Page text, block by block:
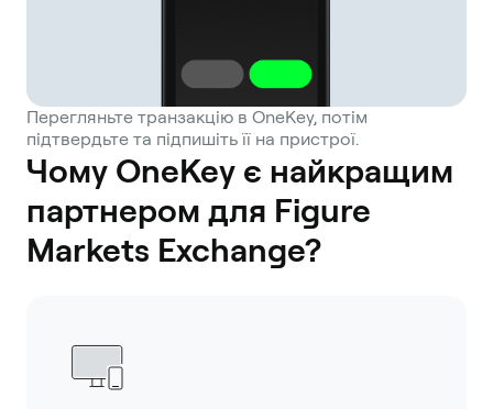
Перегляньте транзакцію в OneKey, потім
підтвердьте та підпишіть її на пристрої.
Чому OneKey є найкращим
партнером для Figure
Markets Exchange?